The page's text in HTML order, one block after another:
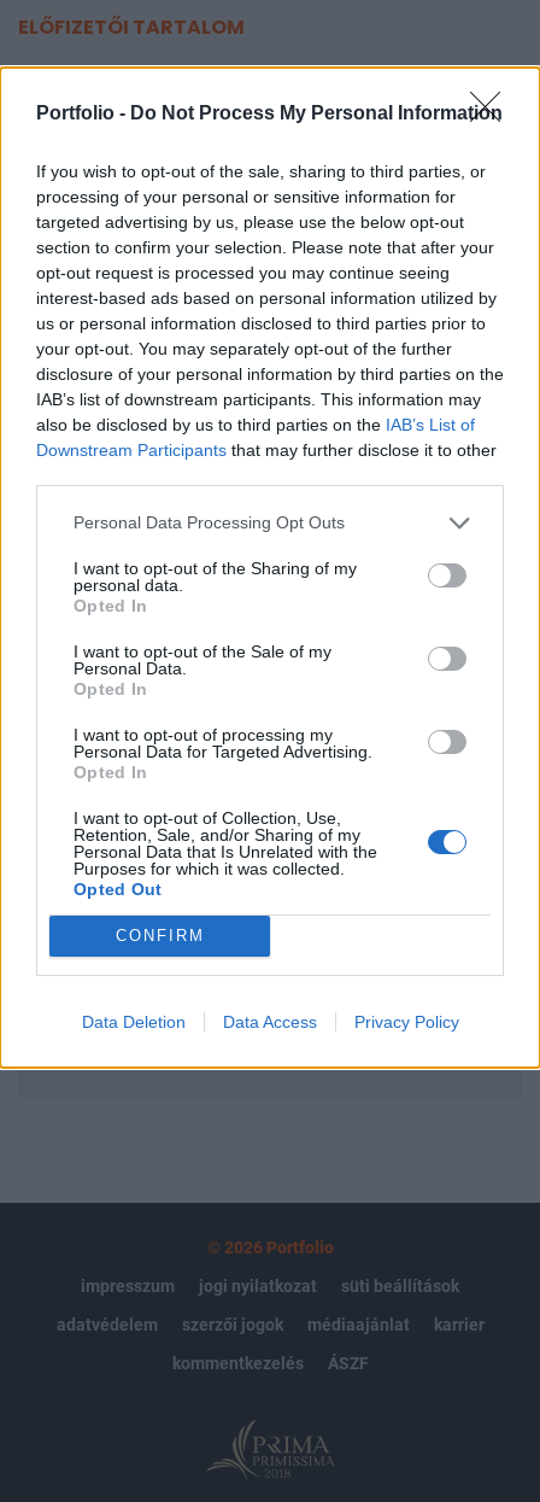
Portfolio - Do Not Process My Personal Information
If you wish to opt-out of the sale, sharing to third parties, or
processing of your personal or sensitive information for
targeted advertising by us, please use the below opt-out
section to confirm your selection. Please note that after your
opt-out request is processed you may continue seeing
interest-based ads based on personal information utilized by
us or personal information disclosed to third parties prior to
your opt-out. You may separately opt-out of the further
disclosure of your personal information by third parties on the
IAB’s list of downstream participants. This information may
also be disclosed by us to third parties on the IAB’s List of
Downstream Participants that may further disclose it to other
Personal Data Processing Opt Outs
I want to opt-out of the Sharing of my
personal data.
Opted In
I want to opt-out of the Sale of my
Personal Data.
Opted In
I want to opt-out of processing my
Personal Data for Targeted Advertising.
Opted In
I want to opt-out of Collection, Use,
Retention, Sale, and/or Sharing of my
Personal Data that Is Unrelated with the
Purposes for which it was collected.
Opted Out
CONFIRM
Data Deletion Data Access Privacy Policy
ELŐFIZETŐI TARTALOM
küldhet Ukrajnának
MTI
2022. március 09. 09:53
A Nemzetközi Valutaalap (IMF) azt tervezi, hogy
akár már szerdán dönt 1,4 milliárd dollár
támogatás megítéléséről Ukrajnának - közölte
kedden késő este az IMF ügyvezető igazgatója.
Krisztalina Georgieva azt mondta, hogy kedden elküldték a
javaslatot jóváhagyásra az igazgatótanácsnak az 1,4
megbirkózni a háború okozta sokkal. Georgieva
megjegyezte, hogy szerinte az Ukrajna körüli helyzetnek és
az Oroszországgal szemben bevezetett szankcióknak...
KEDVES OLVASÓNK!
tartozik, melynek olvasása előfizetéses
regisztrációhoz kötött.
Az előfizetés a következőket tartalmazza:
Portfolio.hu teljes cikkarchívum
Kötéslisták: BÉT elmúlt 2 év napon belüli
kötéslistái
Előfizetés
© 2026 Portfolio
impresszum
jogi nyilatkozat
süti beállítások
adatvédelem
szerzői jogok médiaajánlat
karrier
kommentkezelés
ÁSZF